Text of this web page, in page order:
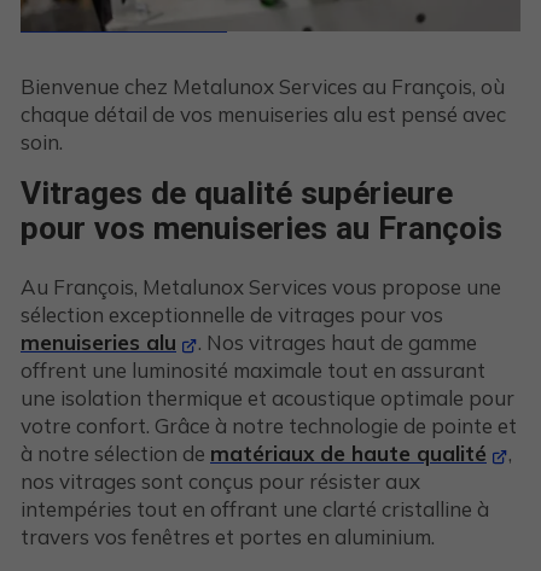
Bienvenue chez Metalunox Services au François, où
chaque détail de vos menuiseries alu est pensé avec
soin.
Vitrages de qualité supérieure
pour vos menuiseries au François
Au François, Metalunox Services vous propose une
sélection exceptionnelle de vitrages pour vos
menuiseries alu
. Nos vitrages haut de gamme
offrent une luminosité maximale tout en assurant
une isolation thermique et acoustique optimale pour
votre confort. Grâce à notre technologie de pointe et
à notre sélection de matériaux de haute qualité
,
nos vitrages sont conçus pour résister aux
intempéries tout en offrant une clarté cristalline à
travers vos fenêtres et portes en aluminium.